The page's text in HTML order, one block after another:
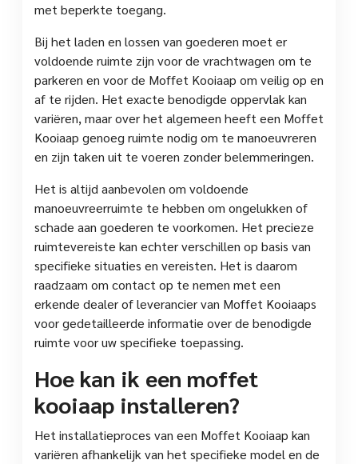
met beperkte toegang.
Bij het laden en lossen van goederen moet er
voldoende ruimte zijn voor de vrachtwagen om te
parkeren en voor de Moffet Kooiaap om veilig op en
af te rijden. Het exacte benodigde oppervlak kan
variëren, maar over het algemeen heeft een Moffet
Kooiaap genoeg ruimte nodig om te manoeuvreren
en zijn taken uit te voeren zonder belemmeringen.
Het is altijd aanbevolen om voldoende
manoeuvreerruimte te hebben om ongelukken of
schade aan goederen te voorkomen. Het precieze
ruimtevereiste kan echter verschillen op basis van
specifieke situaties en vereisten. Het is daarom
raadzaam om contact op te nemen met een
erkende dealer of leverancier van Moffet Kooiaaps
voor gedetailleerde informatie over de benodigde
ruimte voor uw specifieke toepassing.
Hoe kan ik een moffet
kooiaap installeren?
Het installatieproces van een Moffet Kooiaap kan
variëren afhankelijk van het specifieke model en de